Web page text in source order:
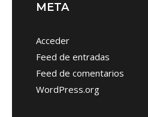
META
Acceder
Feed de entradas
Feed de comentarios
WordPress.org